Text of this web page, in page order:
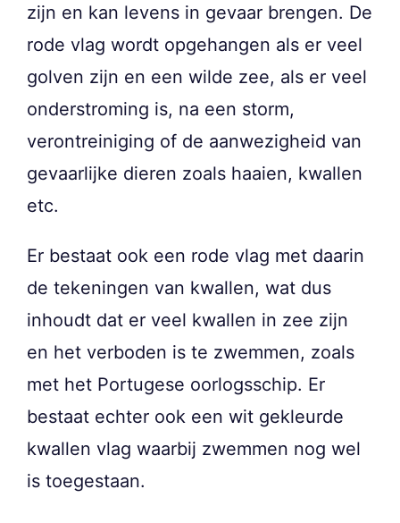
zijn en kan levens in gevaar brengen. De
rode vlag wordt opgehangen als er veel
golven zijn en een wilde zee, als er veel
onderstroming is, na een storm,
verontreiniging of de aanwezigheid van
gevaarlijke dieren zoals haaien, kwallen
etc.
Er bestaat ook een rode vlag met daarin
de tekeningen van kwallen, wat dus
inhoudt dat er veel kwallen in zee zijn
en het verboden is te zwemmen, zoals
met het Portugese oorlogsschip. Er
bestaat echter ook een wit gekleurde
kwallen vlag waarbij zwemmen nog wel
is toegestaan.